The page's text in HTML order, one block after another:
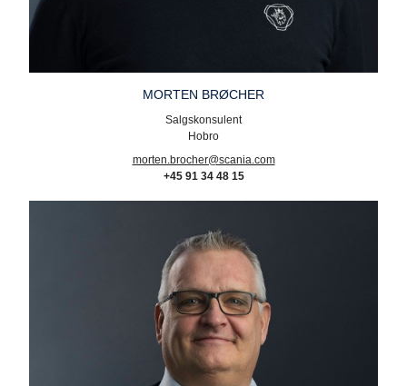
MORTEN BRØCHER
Salgskonsulent
Hobro
morten.brocher@scania.com
+45 91 34 48 15